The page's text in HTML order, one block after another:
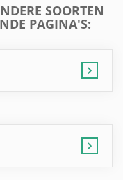
SOORTEN
PAGINA'S: